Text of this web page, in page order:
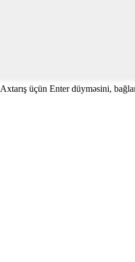
Axtarış üçün Enter düyməsini,